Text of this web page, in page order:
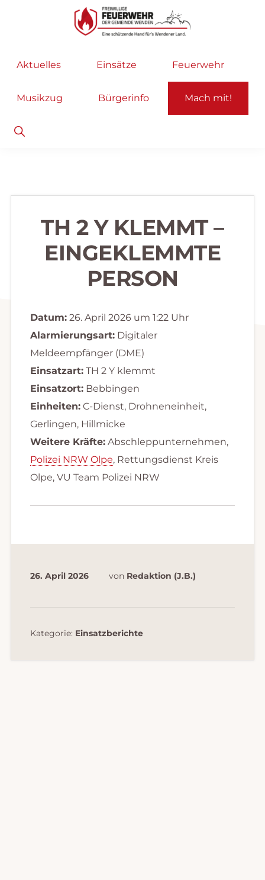
Hauptnavigation
Feuerwehr
helfen
selbstverständlich!
Aktuelles Einsätze Feuerwehr
Musikzug Bürgerinfo Mach mit!
Show
Search
TH 2 Y KLEMMT –
EINGEKLEMMTE
PERSON
Datum:26. April 2026 um 1:22 Uhr
Alarmierungsart:Digitaler
Meldeempfänger (DME)
Einsatzart:TH 2 Y klemmt
Einsatzort:Bebbingen
Einheiten:C-Dienst, Drohneneinheit,
Gerlingen, Hillmicke
Weitere Kräfte:Abschleppunternehmen,
Polizei NRW Olpe, Rettungsdienst Kreis
Olpe, VU Team Polizei NRW
26. April 2026 von Redaktion (J.B.)
Kategorie: Einsatzberichte